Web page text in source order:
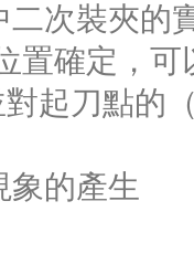
二次裝夾
置確定，
對起刀點的
象的產生